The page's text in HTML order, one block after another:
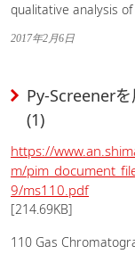
qualitative analysis
2017年2月6日
Py-Screener
(1)
https://
m/
9/ms110.pdf
[214.69KB]
110 Gas Chromatograph